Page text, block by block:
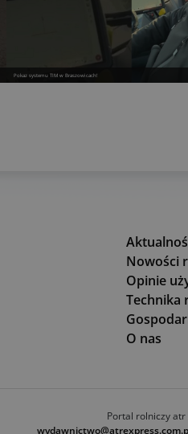
Pokaz systemu TIM w Braszowicach!
Nowości
Opinie
Technika
O nas
Portal rolniczy atr